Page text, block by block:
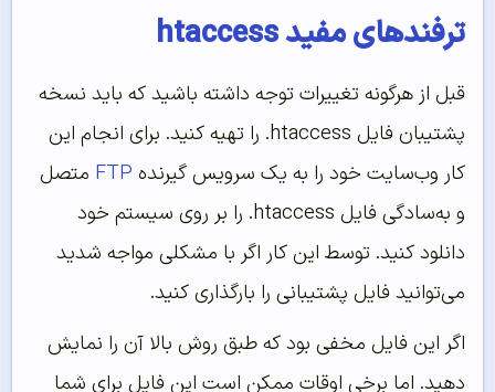
ترفندهای مفید htaccess
قبل از هرگونه تغییرات توجه داشته باشید که باید نسخه
پشتیبان فایل htaccess. را تهیه کنید. برای انجام این
کار وب‌سایت خود را به یک سرویس گیرنده FTP متصل
و به‌سادگی فایل htaccess. را بر روی سیستم خود
دانلود کنید. توسط این کار اگر با مشکلی مواجه شدید
می‌توانید فایل پشتیبانی را بارگذاری کنید.
اگر این فایل مخفی بود که طبق روش بالا آن را نمایش
دهید. اما برخی اوقات ممکن است این فایل برای شما